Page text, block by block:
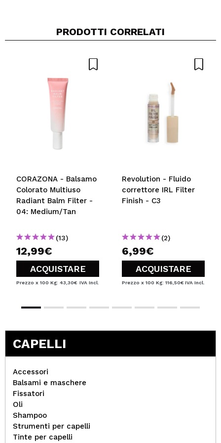
Condividi un video o una foto
Consiglieresti questo acquisto?
PRODOTTI CORRELATI
CORAZONA - Balsamo
Colorato Multiuso
Radiant Balm Filter -
04: Medium/Tan
(13)
12,99€
ACQUISTARE
Prezzo x 100 Kg: 43,30€ IVA Incl.
Revolution - Fluido
correttore IRL Filter
Finish - C3
(2)
6,99€
ACQUISTARE
Prezzo x 100 Kg: 116,50€ IVA Incl.
CAPELLI
Accessori
Balsami e maschere
Fissatori
Oli
Shampoo
Strumenti per capelli
Tinte per capelli